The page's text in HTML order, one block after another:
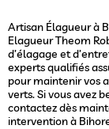
Artisan Élagueur à
Elagueur Theom
d’élagage et
experts qualifiés
pour maintenir vos
verts. Si vous avez
contactez dès
intervention à